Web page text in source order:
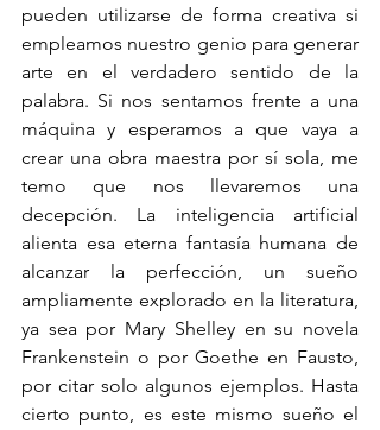
pueden utilizarse de forma creativa si
empleamos nuestro genio para generar
arte en el verdadero sentido de la
palabra. Si nos sentamos frente a una
máquina y esperamos a que vaya a
crear una obra maestra por sí sola, me
temo que nos llevaremos una
decepción. La inteligencia artificial
alienta esa eterna fantasía humana de
alcanzar la perfección, un sueño
ampliamente explorado en la literatura,
ya sea por Mary Shelley en su novela
Frankenstein o por Goethe en Fausto,
por citar solo algunos ejemplos. Hasta
cierto punto, es este mismo sueño el